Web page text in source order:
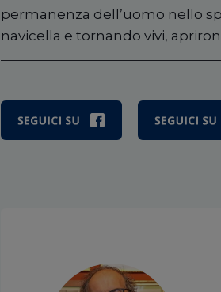
permanenza dell ’uomo nello
navicella e tornando vivi,